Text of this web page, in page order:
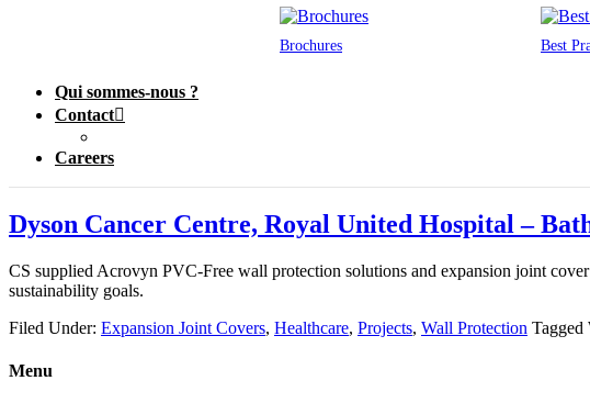
Brochures Best
Qui sommes-nous ?
Contact
Careers
Dyson Cancer Centre, Royal United Hospital –
CS supplied Acrovyn PVC-Free wall protection solutions and expansion joint
sustainability goals.
Filed Under: Expansion Joint Covers, Healthcare, Projects, Wall Protection Tagged
Menu